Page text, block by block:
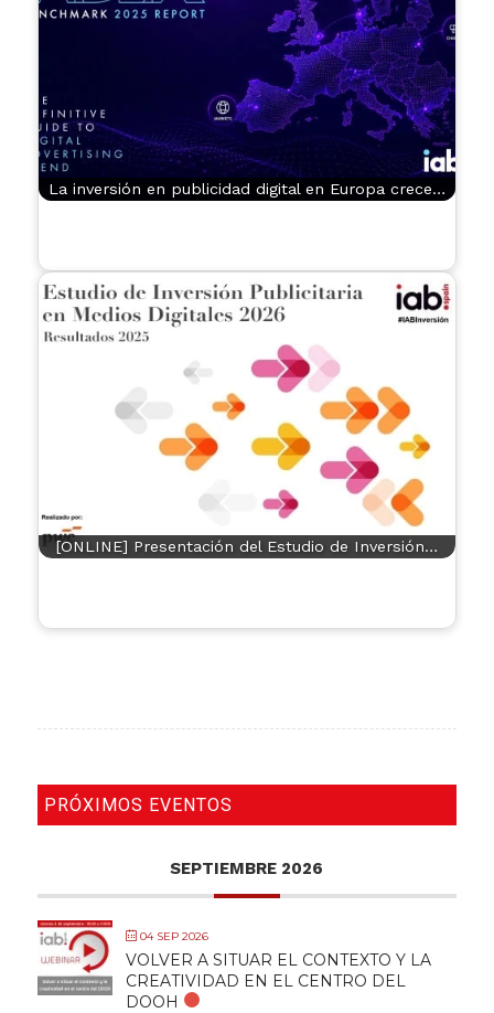
La inversión en publicidad digital en Europa crece…
[ONLINE] Presentación del Estudio de Inversión…
PRÓXIMOS EVENTOS
SEPTIEMBRE 2026
04 SEP 2026
VOLVER A SITUAR EL CONTEXTO Y LA
CREATIVIDAD EN EL CENTRO DEL
DOOH